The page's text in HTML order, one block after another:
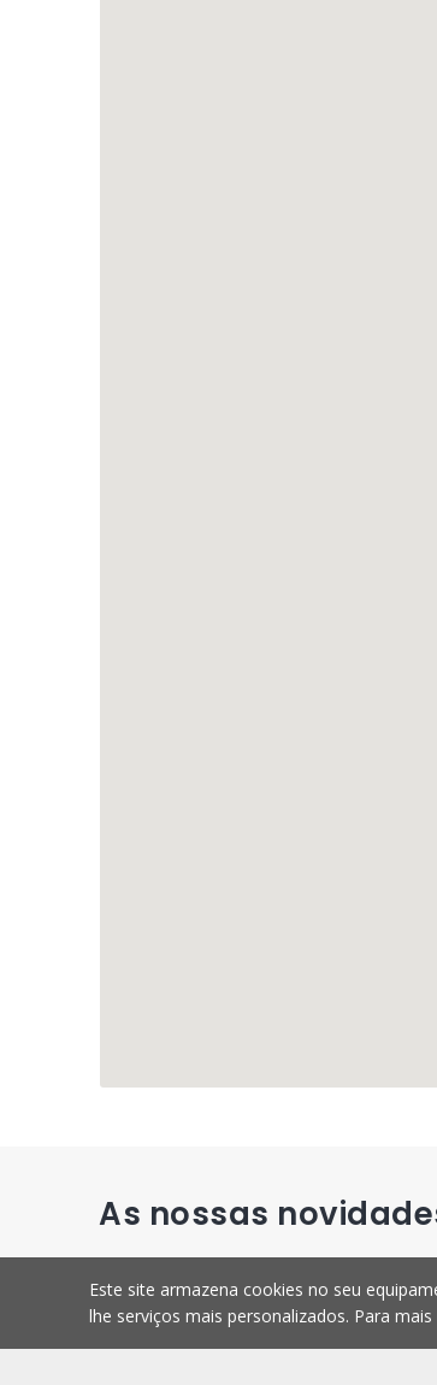
As nossas
Este site armazena cookies no seu
lhe serviços mais personalizados. Para